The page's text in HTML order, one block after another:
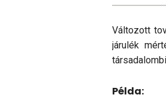
Változott
járulék
Példa: